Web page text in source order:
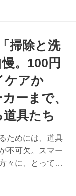
掃除と洗
。100円
ケアか
ーまで、
具たち
ためには、道具
不可欠。スマー
々に、とってお
からの日々が快